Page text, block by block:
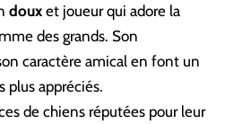
doux et joueur qui adore la
des grands. Son
caractère amical en font un
plus appréciés.
de chiens réputées pour leur